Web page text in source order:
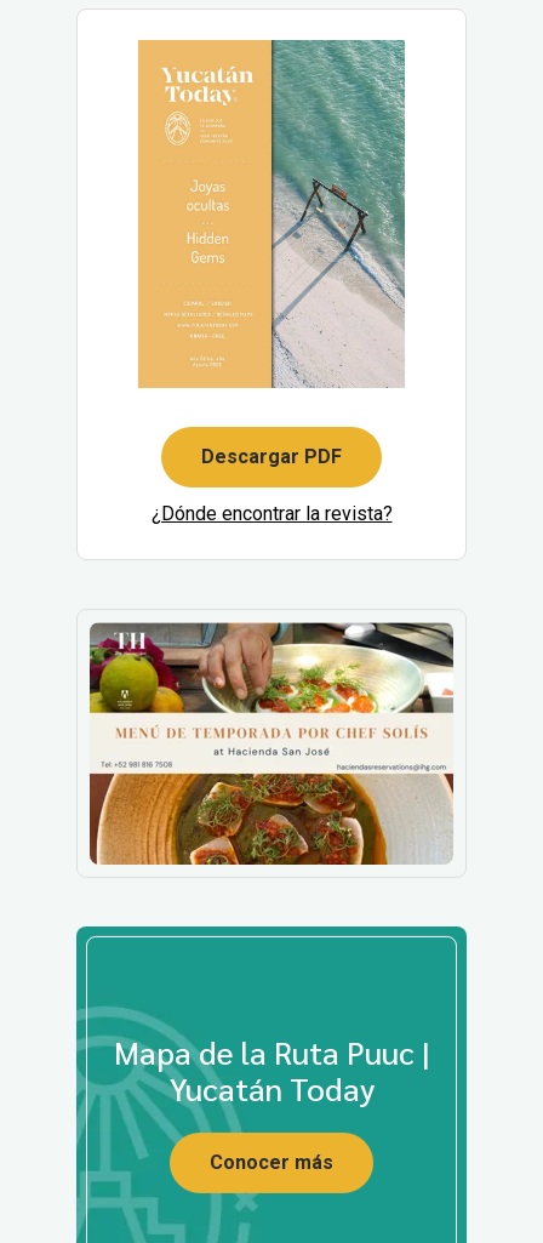
Descargar PDF
¿Dónde encontrar la revista?
Mapa de la Ruta Puuc |
Yucatán Today
Conocer más